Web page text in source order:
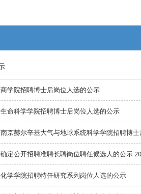
学院招聘博士后岗位人选的公示
命科学学院招聘博士后岗位人选的公示
京赫尔辛基大气与地球系统科学学院招聘博
学学院招聘特任研究系列岗位人选的公示